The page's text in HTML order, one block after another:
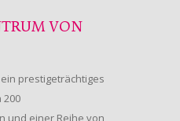
VON
prestigeträchtiges
200
und einer Reihe von